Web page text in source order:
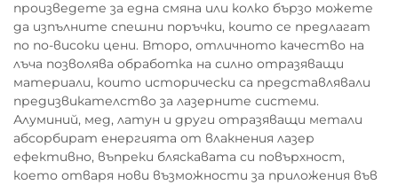
произведете за една смяна или колко бързо можете
да изпълните спешни поръчки, които се предлагат
по по-високи цени. Второ, отличното качество на
лъча позволява обработка на силно отразяващи
материали, които исторически са представлявали
предизвикателство за лазерните системи.
Алуминий, мед, латун и други отразяващи метали
абсорбират енергията от влакнения лазер
ефективно, въпреки бляскавата си повърхност,
което отваря нови възможности за приложения във